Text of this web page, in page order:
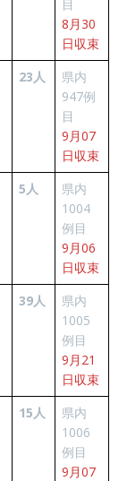
目
8月30
日収束
23人
県内
947例
目
9月07
日収束
5人
県内
1004
例目
9月06
日収束
39人
県内
1005
例目
9月21
日収束
15人
県内
1006
例目
9月07